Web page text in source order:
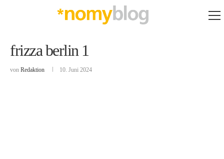
frizza berlin 1
von Redaktion 10. Juni 2024